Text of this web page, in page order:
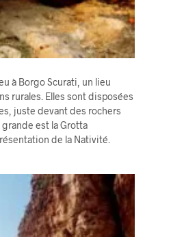
à Borgo Scurati, un lieu
rurales. Elles sont disposées
juste devant des rochers
est la Grotta
de la Nativité.